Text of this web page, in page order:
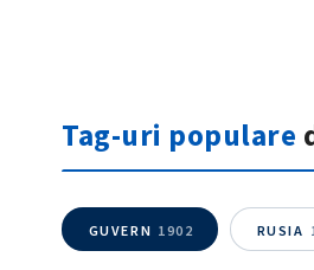
Tag-uri populare
GUVERN 1902 RUSIA